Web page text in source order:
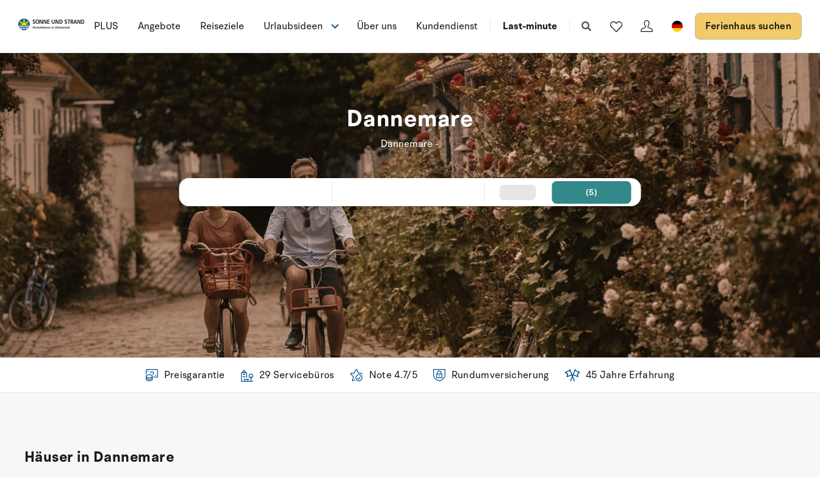
PLUS Angebote Reiseziele Urlaubsideen Über uns Kundendienst Last-minute Ferienhaus suchen
(5)
Dannemare
Dannemare -
Preisgarantie 29 Servicebüros Note 4.7/5 Rundumversicherung 45 Jahre Erfahrung
Häuser in Dannemare